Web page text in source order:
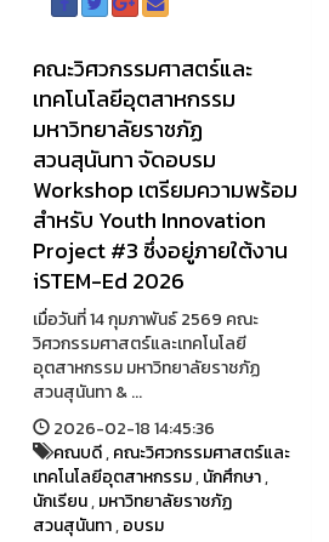
คณะวิศวกรรมศาสตร์และ
เทคโนโลยีอุตสาหกรรม
มหาวิทยาลัยราชภัฏ
สวนสุนันทา จัดอบรม
Workshop เตรียมความพร้อม
สำหรับ Youth Innovation
Project #3 ซึ่งอยู่ภายใต้งาน
iSTEM-Ed 2026
เมื่อวันที่ 14 กุมภาพันธ์ 2569 คณะ
วิศวกรรมศาสตร์และเทคโนโลยี
อุตสาหกรรม มหาวิทยาลัยราชภัฏ
สวนสุนันทา & ...
2026-02-18 14:45:36
คณบดี,คณะวิศวกรรมศาสตร์และ
เทคโนโลยีอุตสาหกรรม,นักศึกษา,
นักเรียน,มหาวิทยาลัยราชภัฏ
สวนสุนันทา,อบรม